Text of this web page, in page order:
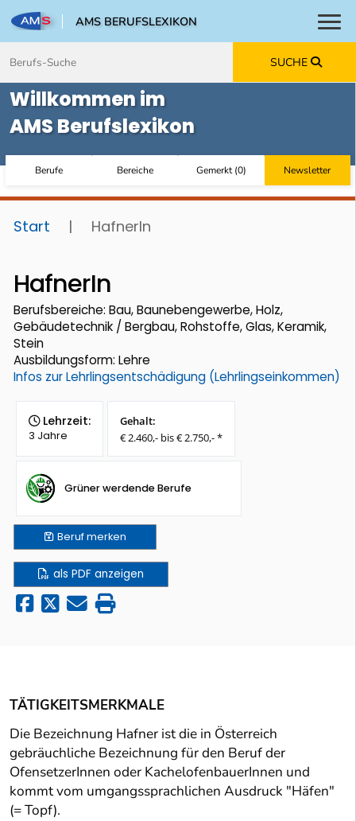
AMS BERUFSLEXIKON
SUCHE
Willkommen im
AMS Berufslexikon
Berufe Bereiche Gemerkt(0) Newsletter
Start | HafnerIn
HafnerIn
Berufsbereiche: Bau, Baunebengewerbe, Holz,
Gebäudetechnik / Bergbau, Rohstoffe, Glas, Keramik,
Stein
Ausbildungsform: Lehre
Infos zur Lehrlingsentschädigung (Lehrlingseinkommen)
Lehrzeit:
3 Jahre
Gehalt:
€ 2.460,- bis € 2.750,- *
Grüner werdende Berufe
Berufmerken
als PDF anzeigen
TÄTIGKEITSMERKMALE
Die Bezeichnung Hafner ist die in Österreich
gebräuchliche Bezeichnung für den Beruf der
OfensetzerInnen oder KachelofenbauerInnen und
kommt vom umgangssprachlichen Ausdruck "Häfen"
(= Topf).